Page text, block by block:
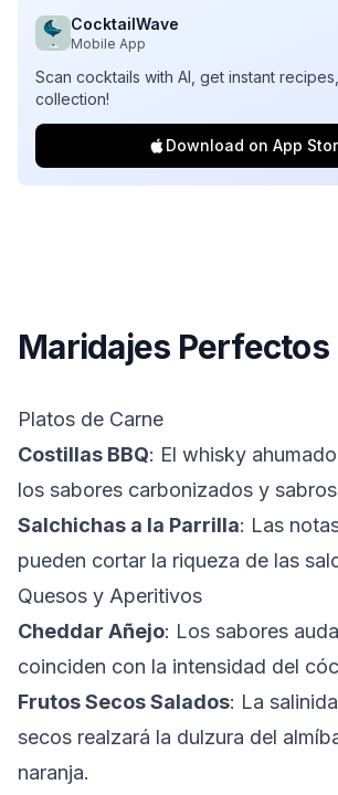
CocktailWave
Mobile App
Scan cocktails with AI, get instant
collection!
Download on App
Maridajes Perfectos
Platos de Carne
Costillas BBQ: El whisky
los sabores carbonizados y
Salchichas a la Parrilla: Las
pueden cortar la riqueza de las
Quesos y Aperitivos
Cheddar Añejo: Los sabores
coinciden con la intensidad del
Frutos Secos Salados: La
secos realzará la dulzura del
naranja.